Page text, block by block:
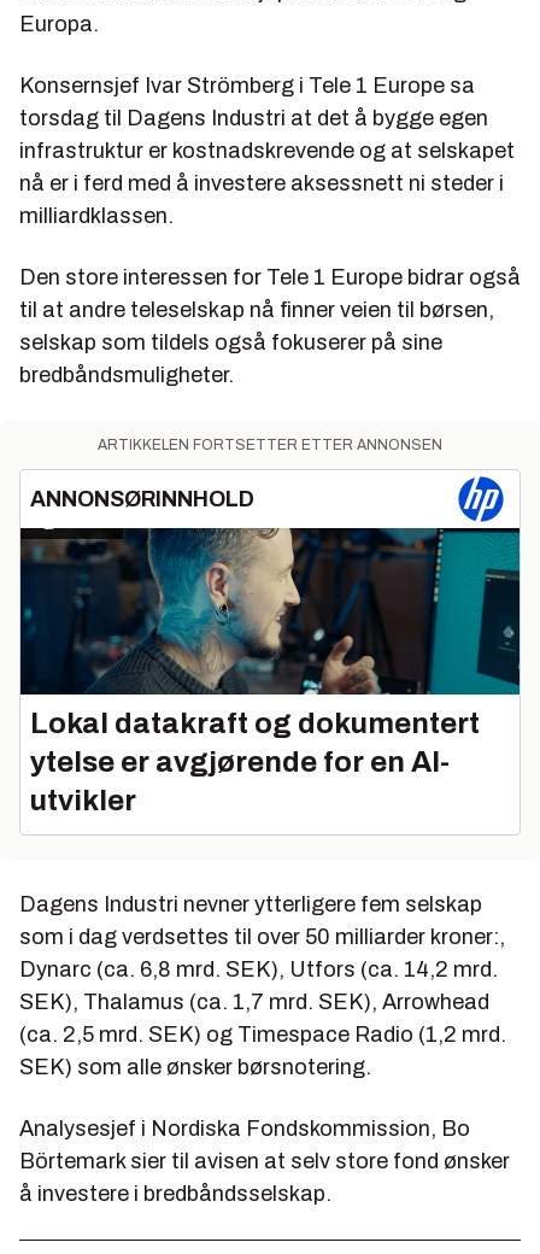
Europa.
Konsernsjef Ivar Strömberg i Tele 1 Europe sa
torsdag til Dagens Industri at det å bygge egen
infrastruktur er kostnadskrevende og at selskapet
nå er i ferd med å investere aksessnett ni steder i
milliardklassen.
Den store interessen for Tele 1 Europe bidrar også
til at andre teleselskap nå finner veien til børsen,
selskap som tildels også fokuserer på sine
bredbåndsmuligheter.
ARTIKKELEN FORTSETTER ETTER ANNONSEN
ANNONSØRINNHOLD
Lokal datakraft og dokumentert
ytelse er avgjørende for en AI-
utvikler
Dagens Industri nevner ytterligere fem selskap
som i dag verdsettes til over 50 milliarder kroner:,
Dynarc (ca. 6,8 mrd. SEK), Utfors (ca. 14,2 mrd.
SEK), Thalamus (ca. 1,7 mrd. SEK), Arrowhead
(ca. 2,5 mrd. SEK) og Timespace Radio (1,2 mrd.
SEK) som alle ønsker børsnotering.
Analysesjef i Nordiska Fondskommission, Bo
Börtemark sier til avisen at selv store fond ønsker
å investere i bredbåndsselskap.